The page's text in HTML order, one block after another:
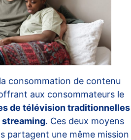
consommation de contenu
aux consommateurs le
de télévision traditionnelles
. Ces deux moyens
partagent une même mission